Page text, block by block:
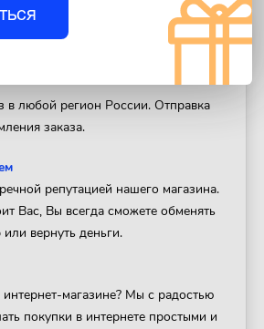
в любой регион России. Отправка
заказа.
репутацией нашего магазина.
Вас, Вы всегда сможете обменять
вернуть деньги.
магазине? Мы с радостью
покупки в интернете простыми и